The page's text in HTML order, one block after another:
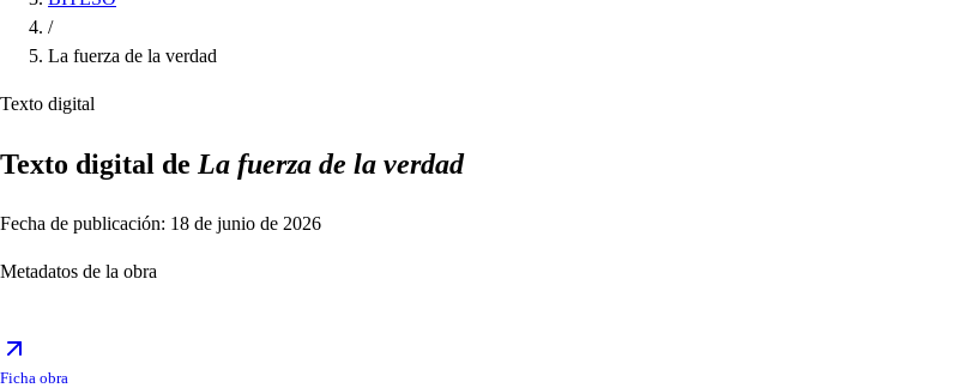
/
La fuerza de la verdad
Texto digital
Texto digital de La fuerza de la verdad
Fecha de publicación: 18 de junio de 2026
Metadatos de la obra
Ficha obra